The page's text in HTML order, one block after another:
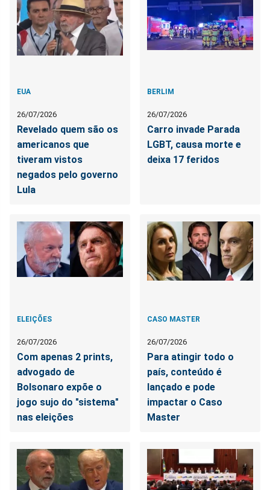
EUA
26/07/2026
Revelado quem são os
americanos que
tiveram vistos
negados pelo governo
Lula
BERLIM
26/07/2026
Carro invade Parada
LGBT, causa morte e
deixa 17 feridos
ELEIÇÕES
26/07/2026
Com apenas 2 prints,
advogado de
Bolsonaro expõe o
jogo sujo do "sistema"
nas eleições
CASO MASTER
26/07/2026
Para atingir todo o
país, conteúdo é
lançado e pode
impactar o Caso
Master